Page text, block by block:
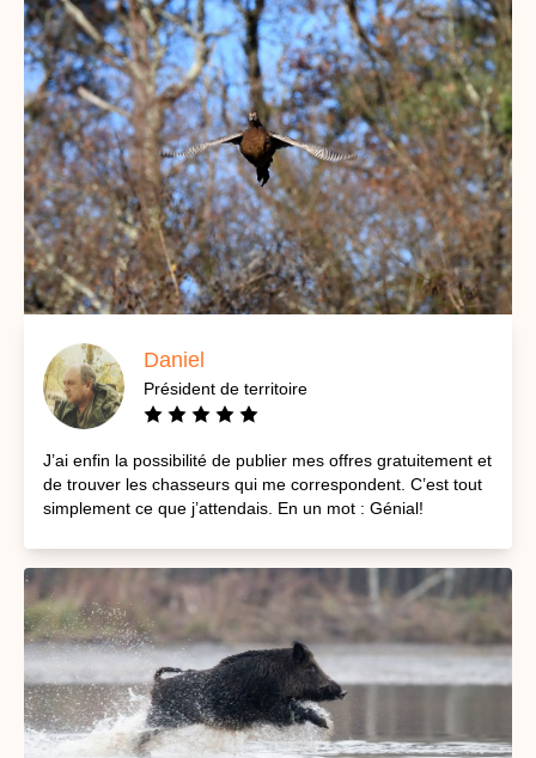
Daniel
Président de territoire
J’ai enfin la possibilité de publier mes offres gratuitement et
de trouver les chasseurs qui me correspondent. C’est tout
simplement ce que j’attendais. En un mot : Génial!